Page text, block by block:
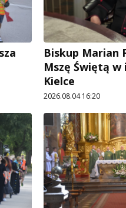
Biskup Marian
Mszę Świętą
Kielce
2026.08.04 16:20